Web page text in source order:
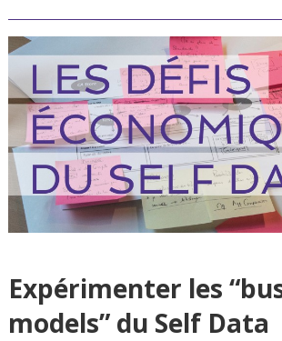
Expérimenter les
models” du Self Data